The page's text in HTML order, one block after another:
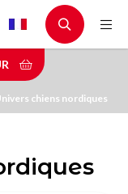
chiens nordiques